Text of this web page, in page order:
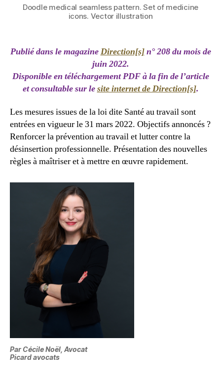
Doodle medical seamless pattern. Set of medicine
icons. Vector illustration
Publié dans le magazineDirection[s]n° 208 du mois de
juin 2022.
Disponible en téléchargement PDF à la fin de l’article
et consultable sur lesite internet de Direction[s].
Les mesures issues de la loi dite Santé au travail sont
entrées en vigueur le 31 mars 2022. Objectifs annoncés ?
Renforcer la prévention au travail et lutter contre la
désinsertion professionnelle. Présentation des nouvelles
règles à maîtriser et à mettre en œuvre rapidement.
Par Cécile Noël, Avocat
Picard avocats